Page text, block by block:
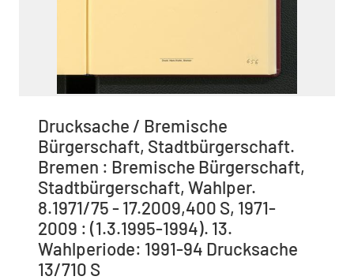
Drucksache / Bremische
Bürgerschaft, Stadtbürgerschaft.
Bremen : Bremische Bürgerschaft,
Stadtbürgerschaft, Wahlper.
8.1971/75 - 17.2009,400 S, 1971-
2009 : (1.3.1995-1994). 13.
Wahlperiode: 1991-94 Drucksache
13/710 S